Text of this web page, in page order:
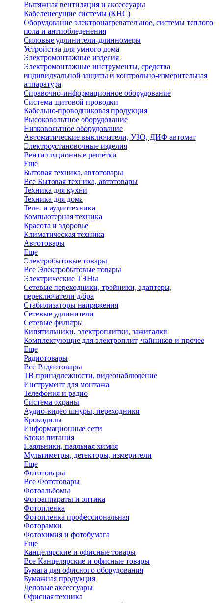
Вытяжная вентиляция и аксессуары
Кабеленесущие системы (КНС)
Оборудование электронагревательное, системы теплого
пола и антиобледенения
Силовые удлинители-длинномеры
Устройства для умного дома
Электромонтажные изделия
Электромонтажные инструменты, средства
индивидуальной защиты и контрольно-измерительная
аппаратура
Справочно-информационное оборудование
Система щитовой проводки
Кабельно-проводниковая продукция
Высоковольтное оборудование
Низковольтное оборудование
Автоматические выключатели, УЗО, ДИФ автомат
Электроустановочные изделия
Вентилляционные решетки
Еще
Бытовая техника, автотовары
Все Бытовая техника, автотовары
Техника для кухни
Техника для дома
Теле- и аудиотехника
Компьютерная техника
Красота и здоровье
Климатическая техника
Автотовары
Еще
Электробытовые товары
Все Электробытовые товары
Электрические ТЭНы
Сетевые переходники, тройники, адаптеры,
переключатели д/бра
Стабилизаторы напряжения
Сетевые удлинители
Сетевые фильтры
Кипятильники, электроплитки, зажигалки
Комплектующие для электроплит, чайников и прочее
Еще
Радиотовары
Все Радиотовары
ТВ принадлежности, видеонаблюдение
Инструмент для монтажа
Телефония и радио
Система охраны
Аудио-видео шнуры, переходники
Крокодилы
Информационные сети
Блоки питания
Паяльники, паяльная химия
Мультиметры, детекторы, измерители
Еще
Фототовары
Все Фототовары
Фотоальбомы
Фотоаппараты и оптика
Фотопленка
Фотопленка профессиональная
Фоторамки
Фотохимия и фотобумага
Еще
Канцелярские и офисные товары
Все Канцелярские и офисные товары
Бумага для офисного оборудования
Бумажная продукция
Деловые аксессуары
Офисная техника